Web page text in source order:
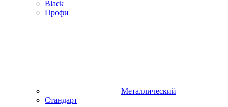
Black
Профи
Металлический
Стандарт